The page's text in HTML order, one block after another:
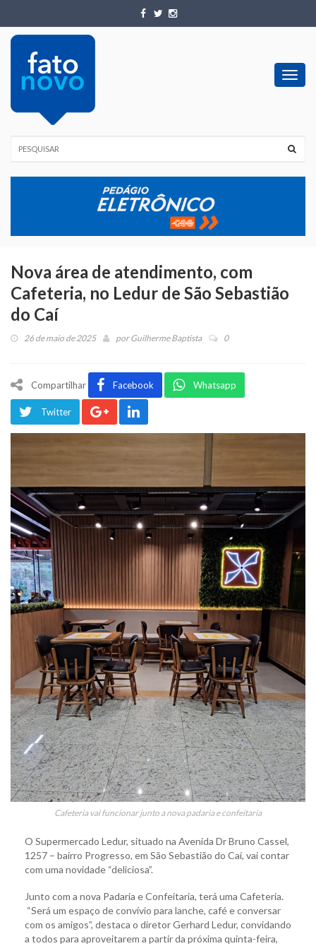
Nova área de atendimento, com
Cafeteria, no Ledur de São Sebastião
do Caí
26 de maio de 2025 porGuilherme Baptista 0
Compartilhar Facebook Whatsapp
Twitter
Cafeteria vai funcionar junto a nova padaria e confeitaria
O Supermercado Ledur, situado na Avenida Dr Bruno Cassel,
1257 – bairro Progresso, em São Sebastião do Caí, vai contar
com uma novidade “deliciosa”.
Junto com a nova Padaria e Confeitaria, terá uma Cafeteria.
“Será um espaço de convívio para lanche, café e conversar
com os amigos”, destaca o diretor Gerhard Ledur, convidando
a todos para aproveitarem a partir da próxima quinta-feira,